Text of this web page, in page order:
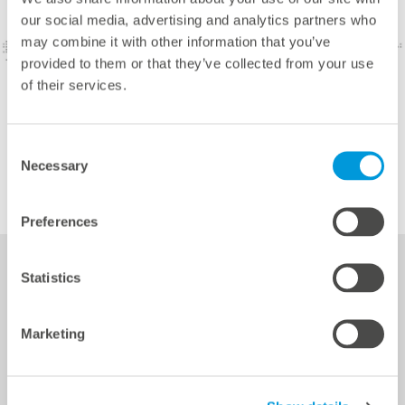
our social media, advertising and analytics partners who
may combine it with other information that you’ve
provided to them or that they’ve collected from your use
of their services.
Selection
Necessary
Preferences
Statistics
Marketing
Power Plant Controller (PPC) basierend auf dem Regler